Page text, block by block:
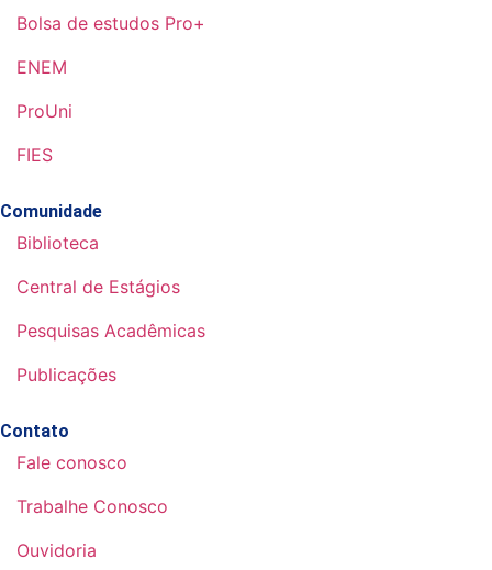
Bolsa de estudos Pro+
ENEM
ProUni
FIES
Comunidade
Biblioteca
Central de Estágios
Pesquisas Acadêmicas
Publicações
Contato
Fale conosco
Trabalhe Conosco
Ouvidoria